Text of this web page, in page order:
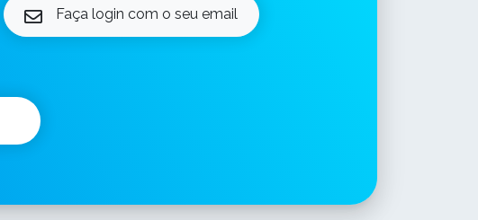
Faça login com o seu email